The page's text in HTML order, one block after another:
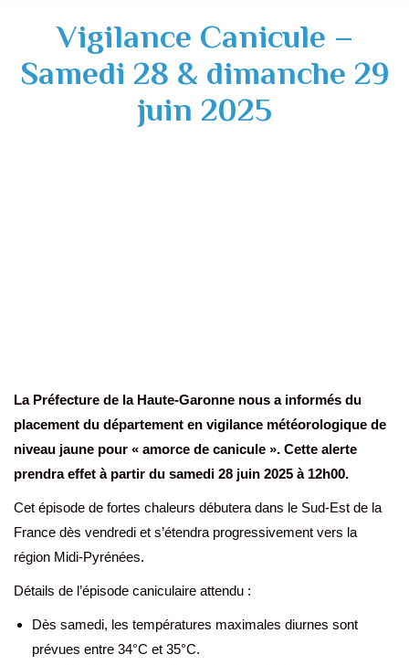
Vigilance Canicule –
Samedi 28 & dimanche 29
juin 2025
La Préfecture de la Haute-Garonne nous a informés du
placement du département en vigilance météorologique de
niveau jaune pour « amorce de canicule ». Cette alerte
prendra effet à partir du samedi 28 juin 2025 à 12h00.
Cet épisode de fortes chaleurs débutera dans le Sud-Est de la
France dès vendredi et s’étendra progressivement vers la
région Midi-Pyrénées.
Détails de l’épisode caniculaire attendu :
Dès samedi, les températures maximales diurnes sont
prévues entre 34°C et 35°C.